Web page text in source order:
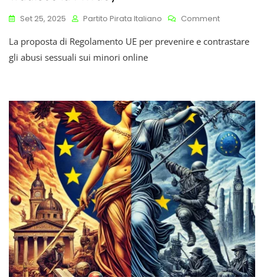
Set 25, 2025 Partito Pirata Italiano CommentOn
Control:
Che
Tradisce
La
Privacy
La proposta di Regolamento UE per prevenire e contrastare
gli abusi sessuali sui minori online